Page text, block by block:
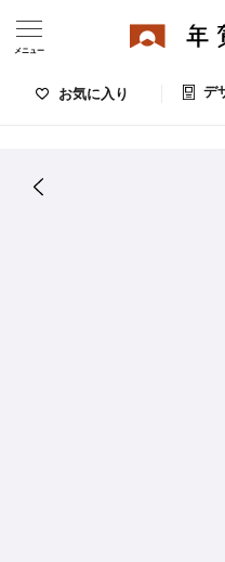
お気に入り デ
メニュー
デザインをみる